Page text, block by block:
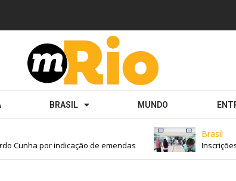
BRASIL MUNDO
Cunha por indicação de emendas
Brasil
Inscrições